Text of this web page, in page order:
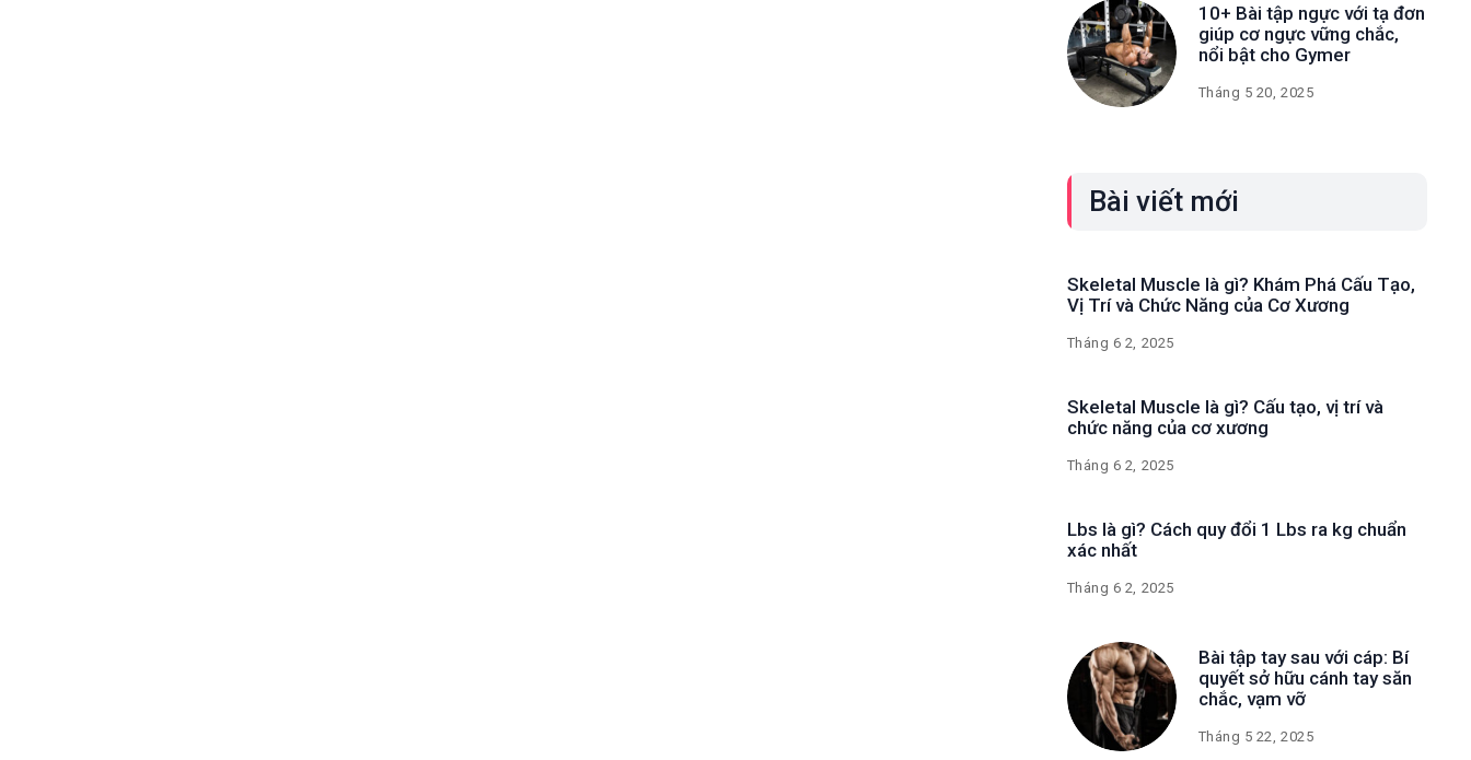
10+ Bài tập ngực với tạ đơn
giúp cơ ngực vững chắc,
nổi bật cho Gymer
Tháng 5 20, 2025
Bài viết mới
Skeletal Muscle là gì? Khám Phá Cấu Tạo,
Vị Trí và Chức Năng của Cơ Xương
Tháng 6 2, 2025
Skeletal Muscle là gì? Cấu tạo, vị trí và
chức năng của cơ xương
Tháng 6 2, 2025
Lbs là gì? Cách quy đổi 1 Lbs ra kg chuẩn
xác nhất
Tháng 6 2, 2025
Bài tập tay sau với cáp: Bí
quyết sở hữu cánh tay săn
chắc, vạm vỡ
Tháng 5 22, 2025